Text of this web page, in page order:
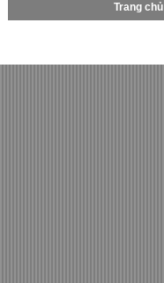
Trang chủ